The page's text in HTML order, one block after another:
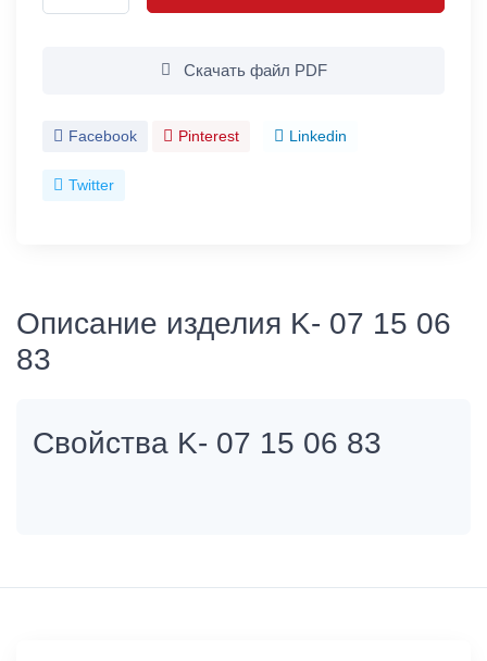
Скачать файл PDF
Facebook Pinterest Linkedin
Twitter
Описание изделия K- 07 15 06
83
Свойства K- 07 15 06 83